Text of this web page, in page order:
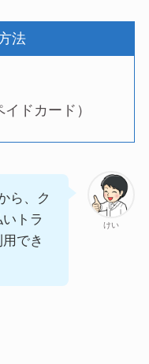
法
ドカード）
けい
ら、ク
トラ
でき